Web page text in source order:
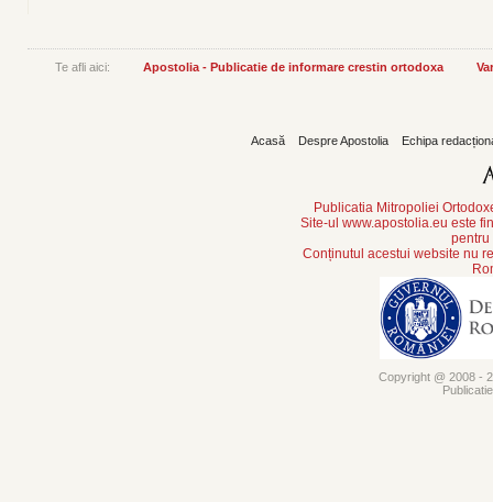
Te afli aici: Apostolia - Publicatie de informare crestin ortodoxa
Acasă Despre Apostolia Echipa
Publicatia Mitropoliei
Site-ul www.apostolia.eu este
pentru
Conținutul acestui website nu
Copyright @ 2008 -